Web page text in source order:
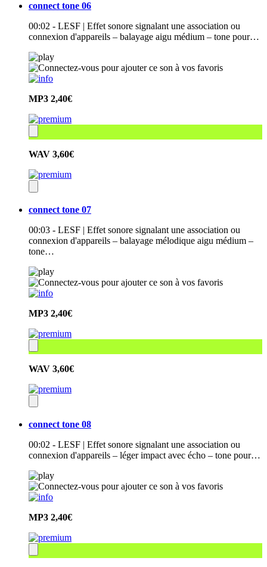
connect tone 06
00:02 - LESF | Effet sonore signalant une association ou
connexion d'appareils – balayage aigu médium – tone pour…
MP3 2,40€
WAV 3,60€
connect tone 07
00:03 - LESF | Effet sonore signalant une association ou
connexion d'appareils – balayage mélodique aigu médium –
tone…
MP3 2,40€
WAV 3,60€
connect tone 08
00:02 - LESF | Effet sonore signalant une association ou
connexion d'appareils – léger impact avec écho – tone pour…
MP3 2,40€